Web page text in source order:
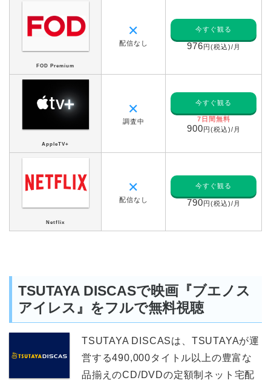
FOD Premium
✕
配信なし
今すぐ観る
976円(税込)/月
AppleTV+
✕
調査中
今すぐ観る
7日間無料
900円(税込)/月
Netflix
✕
配信なし
今すぐ観る
790円(税込)/月
TSUTAYA DISCASで映画『ブエノス
アイレス』をフルで無料視聴
TSUTAYA DISCASは、TSUTAYAが運
営する490,000タイトル以上の豊富な
品揃えのCD/DVDの定額制ネット宅配